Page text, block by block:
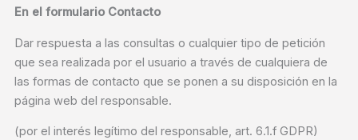
En el formulario Contacto
Dar respuesta a las consultas o cualquier tipo de petición
que sea realizada por el usuario a través de cualquiera de
las formas de contacto que se ponen a su disposición en la
página web del responsable.
(por el interés legítimo del responsable, art. 6.1.f GDPR)